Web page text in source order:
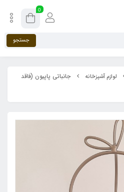
0
جستجو
لوازم آشپزخانه
جانباتی پاپیون (فاقد